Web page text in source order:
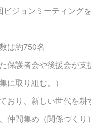
ビジョンミーティング
は約750名
保護者会や後援会が
に取り組む。）
おり、新しい世代を
仲間集め（関係づく